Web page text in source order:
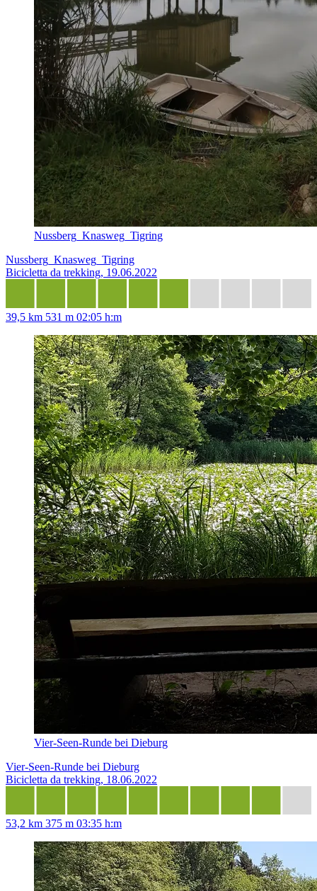
Nussberg_Knasweg_Tigring
Nussberg_Knasweg_Tigring
Bicicletta da trekking, 19.06.2022
39,5 km 531 m 02:05 h:m
Vier-Seen-Runde bei Dieburg
Vier-Seen-Runde bei Dieburg
Bicicletta da trekking, 18.06.2022
53,2 km 375 m 03:35 h:m